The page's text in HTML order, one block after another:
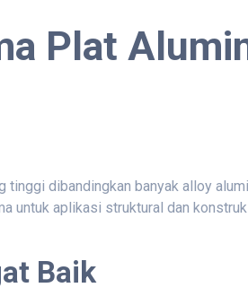
Plat
dibandingkan banyak alloy
untuk aplikasi struktural dan
Baik